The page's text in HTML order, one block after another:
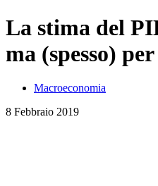
La stima del
ma (spesso) per
Macroeconomia
8 Febbraio 2019